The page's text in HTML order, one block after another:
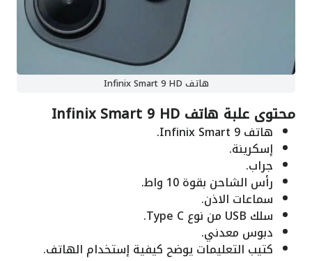
هاتف Infinix Smart 9 HD
محتوى علبة هاتف Infinix Smart 9 HD
هاتف Infinix Smart 9.
إسكرينة.
جراب.
رأس الشاحن بقوة 10 واط.
سماعات الاذن.
سلك USB من نوع Type C.
دبوس معدني.
كتيب التعليمات يوضح كيفية إستخدام الهاتف.